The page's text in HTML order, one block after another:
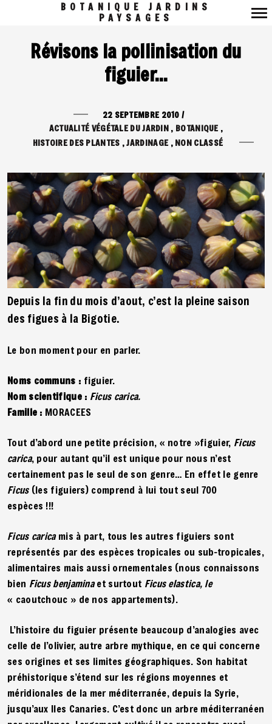
principale
BOTANIQUE JARDINS
PAYSAGES
Révisons la pollinisation du
figuier…
22 SEPTEMBRE 2010 /
ACTUALITÉ VÉGÉTALE DU JARDIN
BOTANIQUE
HISTOIRE DES PLANTES
JARDINAGE NON CLASSÉ
Depuis la fin du mois d’aout, c’est la pleine saison
des figues à la Bigotie.
Le bon moment pour en parler.
Noms communs : figuier.
Nom scientifique : Ficus carica.
Famille : MORACEES
Tout d’abord une petite précision, « notre »figuier, Ficus
carica, pour autant qu’il est unique pour nous n’est
certainement pas le seul de son genre… En effet le genre
Ficus(les figuiers) comprend à lui tout seul 700
espèces !!!
Ficus caricamis à part, tous les autres figuiers sont
représentés par des espèces tropicales ou sub-tropicales,
alimentaires mais aussi ornementales (nous connaissons
bien Ficus benjaminaet surtout Ficus elastica, le
« caoutchouc » de nos appartements).
L’histoire du figuier présente beaucoup d’analogies avec
celle de l’olivier, autre arbre mythique, en ce qui concerne
ses origines et ses limites géographiques. Son habitat
préhistorique s’étend sur les régions moyennes et
méridionales de la mer méditerranée, depuis la Syrie,
jusqu’aux Iles Canaries. C’est donc un arbre méditerranéen